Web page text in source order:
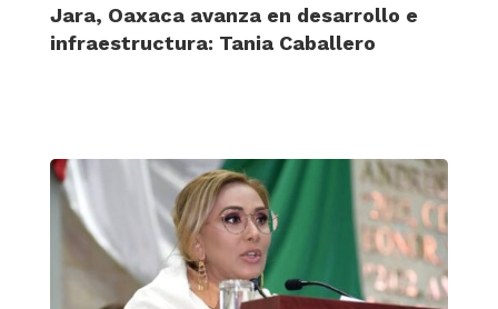
Jara, Oaxaca avanza en desarrollo e
infraestructura: Tania Caballero